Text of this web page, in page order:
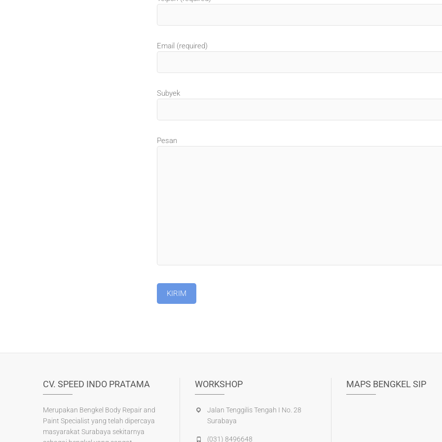
Email (required)
Subyek
Pesan
CV. SPEED INDO PRATAMA
Merupakan Bengkel Body Repair and
Paint Specialist yang telah dipercaya
masyarakat Surabaya sekitarnya
WORKSHOP
Jalan Tenggilis Tengah I No. 28
Surabaya
(031) 8496648
MAPS BENGKEL SIP